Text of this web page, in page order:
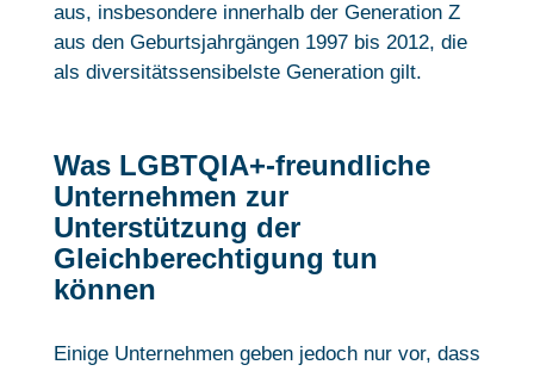
aus, insbesondere innerhalb der Generation Z
aus den Geburtsjahrgängen 1997 bis 2012, die
als diversitätssensibelste Generation gilt.
Was LGBTQIA+-freundliche
Unternehmen zur
Unterstützung der
Gleichberechtigung tun
können
Einige Unternehmen geben jedoch nur vor, dass